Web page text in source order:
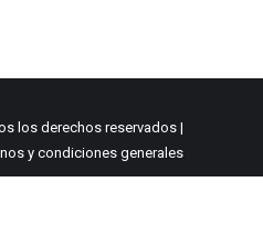
los derechos reservados |
y condiciones generales